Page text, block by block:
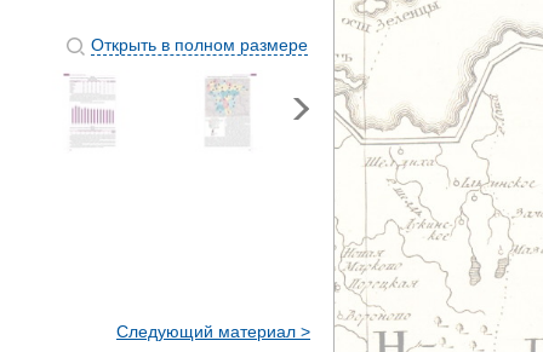
Открыть в полном размере
Следующий материал >